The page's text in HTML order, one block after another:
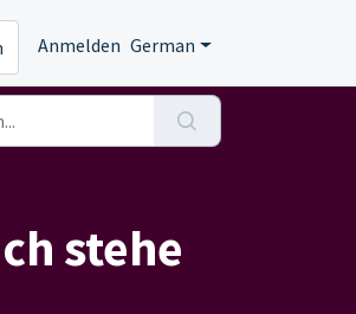
Anmelden German
stehe